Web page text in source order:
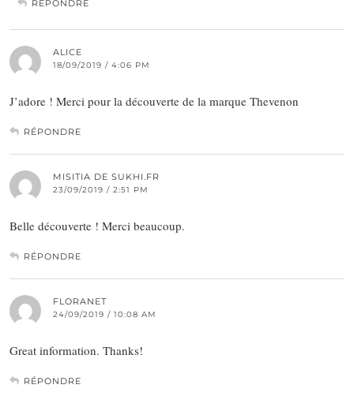
RÉPONDRE
ALICE
18/09/2019 / 4:06 PM
J’adore ! Merci pour la découverte de la marque Thevenon
RÉPONDRE
MISITIA DE SUKHI.FR
23/09/2019 / 2:51 PM
Belle découverte ! Merci beaucoup.
RÉPONDRE
FLORANET
24/09/2019 / 10:08 AM
Great information. Thanks!
RÉPONDRE